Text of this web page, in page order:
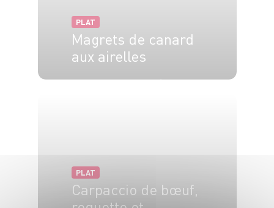
PLAT
Magrets de canard
aux airelles
PLAT
Carpaccio de bœuf,